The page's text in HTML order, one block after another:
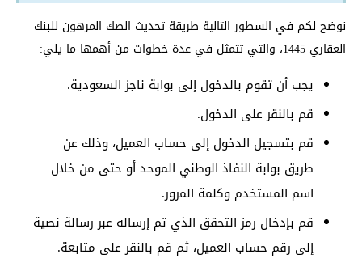
نوضح لكم في السطور التالية طريقة تحديث الصك المرهون للبنك
العقاري 1445، والتي تتمثل في عدة خطوات من أهمها ما يلي:
يجب أن تقوم بالدخول إلى بوابة ناجز السعودية.
قم بالنقر على الدخول.
قم بتسجيل الدخول إلى حساب العميل، وذلك عن
طريق بوابة النفاذ الوطني الموحد أو حتى من خلال
اسم المستخدم وكلمة المرور.
قم بإدخال رمز التحقق الذي تم إرساله عبر رسالة نصية
إلى رقم حساب العميل، ثم قم بالنقر على متابعة.